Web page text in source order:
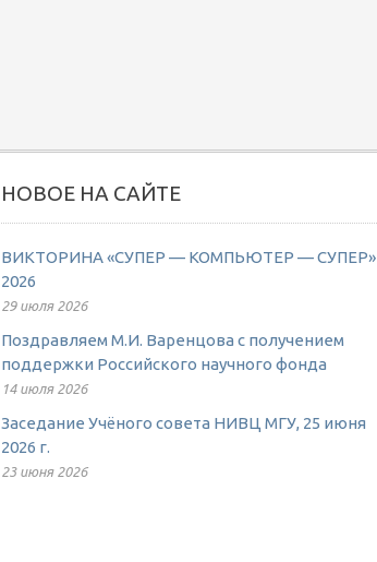
НОВОЕ НА САЙТЕ
ВИКТОРИНА «СУПЕР — КОМПЬЮТЕР — СУПЕР»
2026
29 июля 2026
Поздравляем М.И. Варенцова с получением
поддержки Российского научного фонда
14 июля 2026
Заседание Учёного совета НИВЦ МГУ, 25 июня
2026 г.
23 июня 2026